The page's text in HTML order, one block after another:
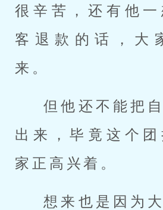
很辛苦，还有他
客退款的话，大
来。
但他还不能把
出来，毕竟这个
家正高兴着。
想来也是因为